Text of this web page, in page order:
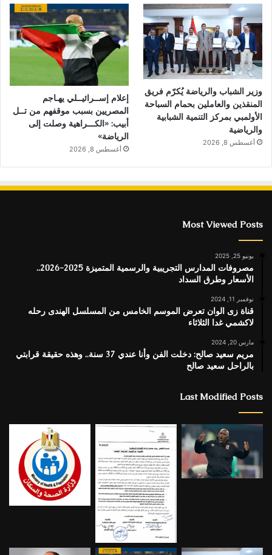
وزير الشباب والرياضة يُكرّم فريق
المنقذين والعاملين بحمام السباحة
الأولمبي بمركز التنمية الشبابية
والرياضية
أغسطس 8, 2026
إعلام إســرائيــلي يهـاجم
المصريين بسبب موقفهم من تــل
أبيب: «الكـــراهية وصلت إلى
الرياضة»
أغسطس 8, 2026
Most Viewed Posts
يونيو 25, 2025
مصروفات المدارس التجريبية والرسمية المتميزة 2025-2026..
الأسعار وطرق السداد
نوفمبر 11, 2024
قناة زى الوان تعرض الموسم الخامس من المسلسل الهندى رحله
لاكشمي غدا الثلاثاء
مارس 20, 2024
مريم سعيد صالح: دخلت الفن وأنا عندي 37 سنة.. وهذه حقيقة قرابتي
بالراحل سعيد صالح
Last Modified Posts